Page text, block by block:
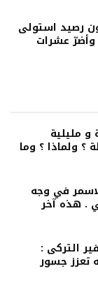
رصيد استولى
جنيه وأضرّ عشرات
مليلية
؟ ولماذا ؟ وما
في وجه
. هذه آخر
التركى :
تعزز جسور